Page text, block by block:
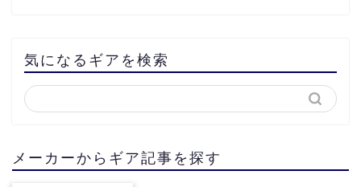
気になるギアを検索
メーカーからギア記事を探す